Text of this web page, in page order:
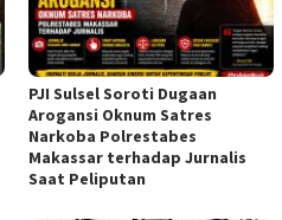
PJI Sulsel Soroti Dugaan
Arogansi Oknum Satres
Narkoba Polrestabes
Makassar terhadap Jurnalis
Saat Peliputan